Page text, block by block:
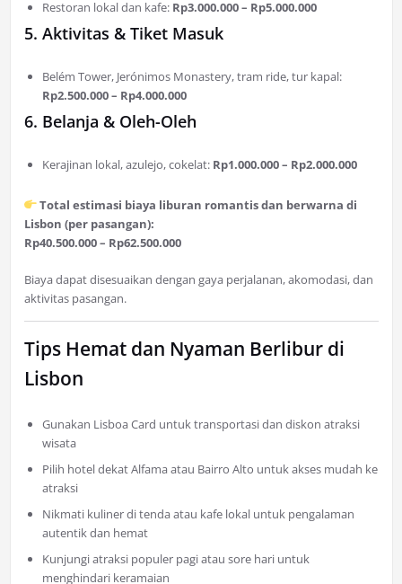
Restoran lokal dan kafe: Rp3.000.000 – Rp5.000.000
5. Aktivitas & Tiket Masuk
Belém Tower, Jerónimos Monastery, tram ride, tur kapal:
Rp2.500.000 – Rp4.000.000
6. Belanja & Oleh-Oleh
Kerajinan lokal, azulejo, cokelat: Rp1.000.000 – Rp2.000.000
Total estimasi biaya liburan romantis dan berwarna di
Lisbon (per pasangan):
Rp40.500.000 – Rp62.500.000
Biaya dapat disesuaikan dengan gaya perjalanan, akomodasi, dan
aktivitas pasangan.
Tips Hemat dan Nyaman Berlibur di
Lisbon
Gunakan Lisboa Card untuk transportasi dan diskon atraksi
wisata
Pilih hotel dekat Alfama atau Bairro Alto untuk akses mudah ke
atraksi
Nikmati kuliner di tenda atau kafe lokal untuk pengalaman
autentik dan hemat
Kunjungi atraksi populer pagi atau sore hari untuk
menghindari keramaian